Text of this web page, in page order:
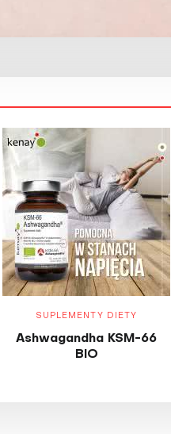
SUPLEMENTY DIETY
Ashwagandha KSM-66
BIO